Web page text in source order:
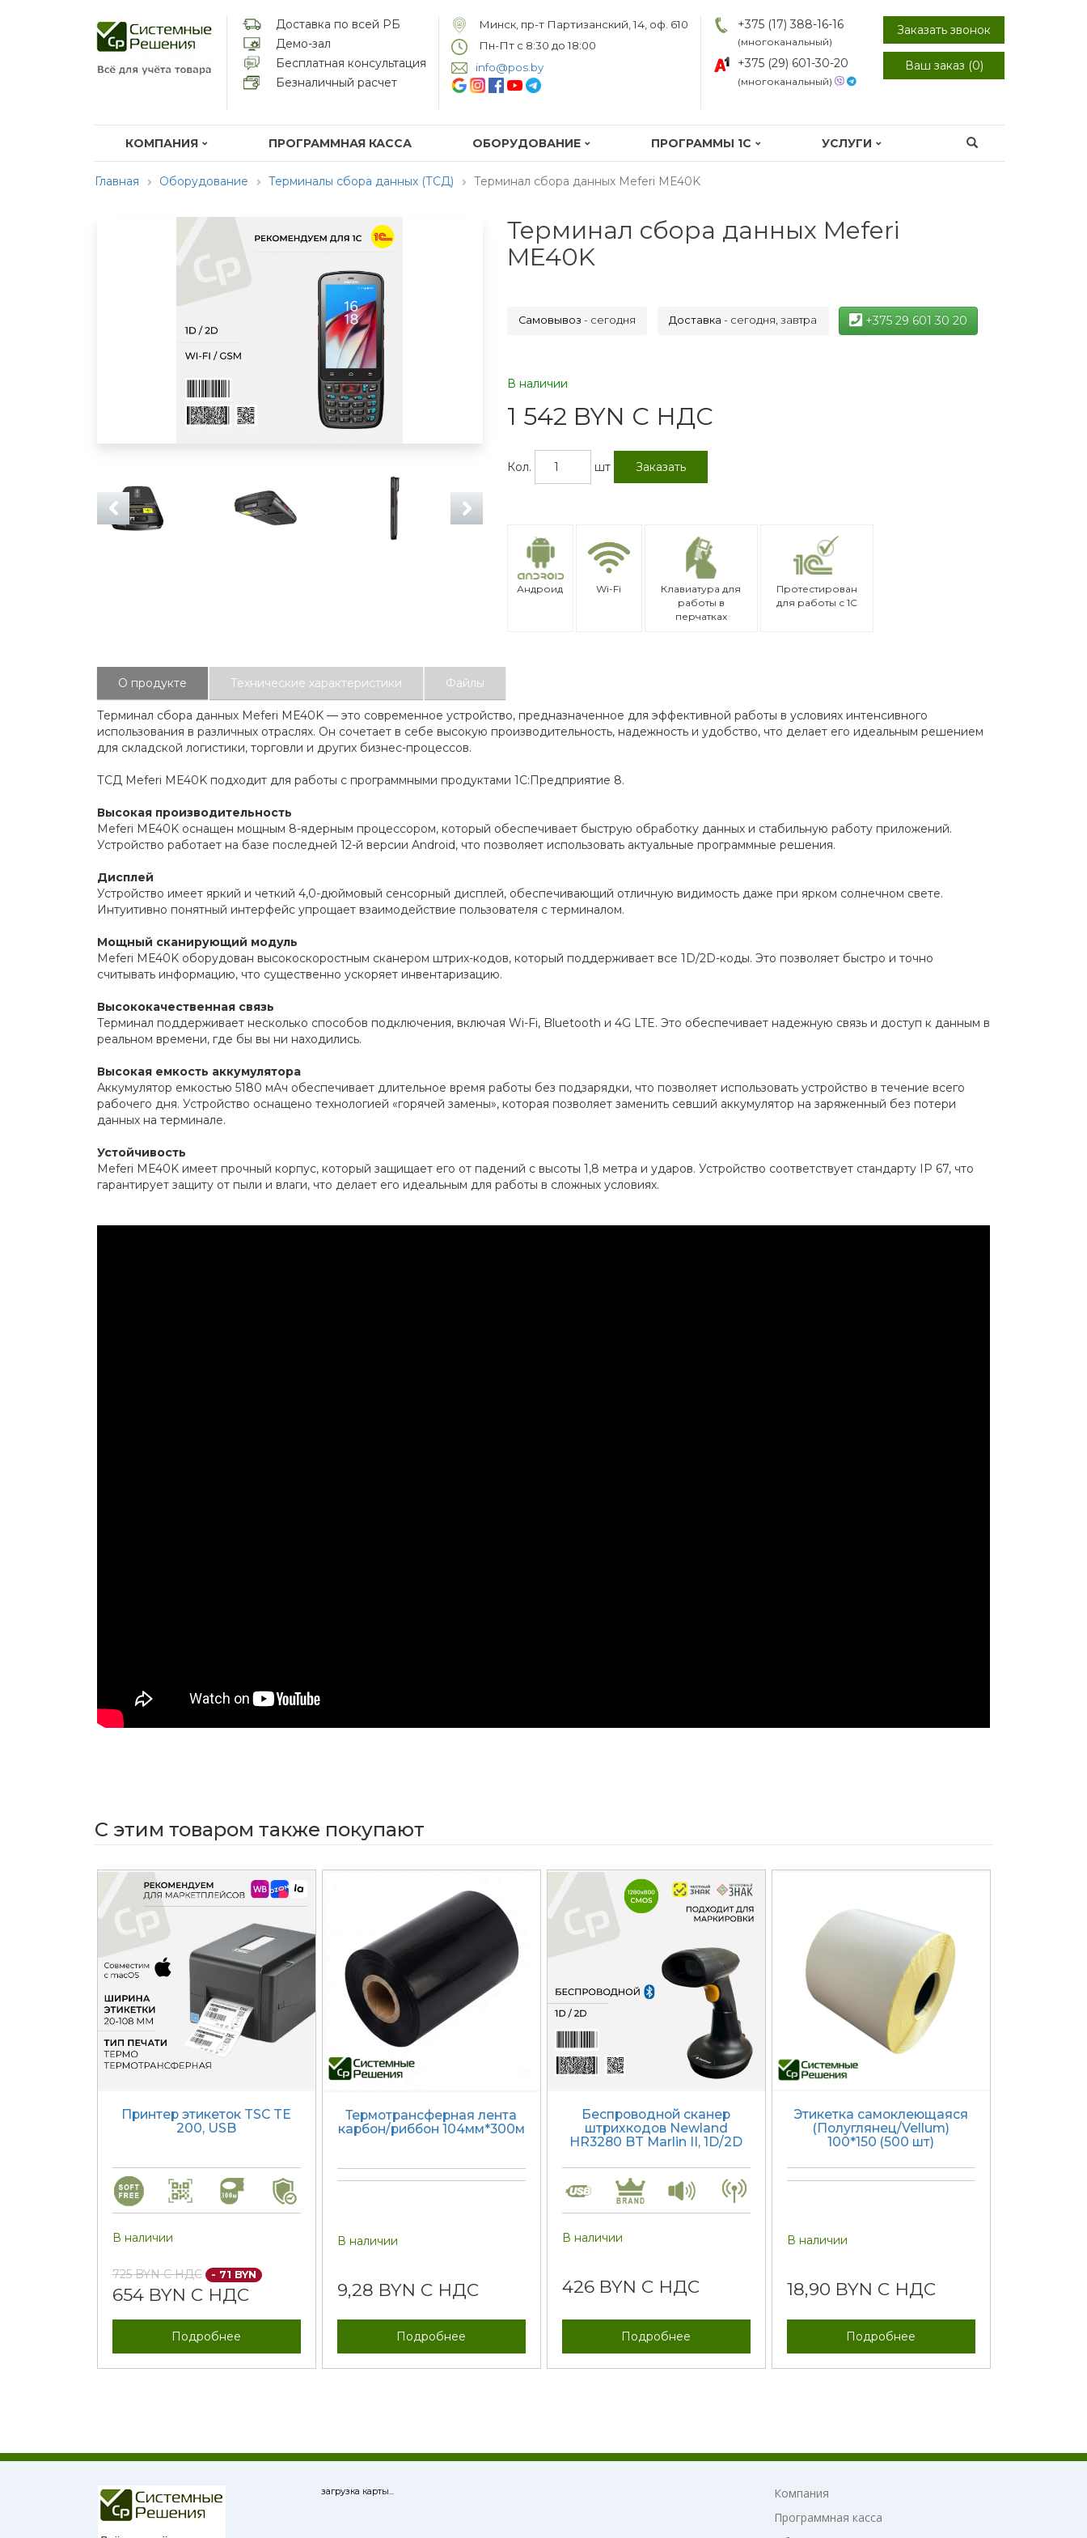
Доставка по всей РБ
Демо-зал
Бесплатная консультация
Безналичный расчет
Минск, пр-т Партизанский, 14, оф. 610
Пн-Пт c 8:30 до 18:00
info@pos.by
+375 (17) 388-16-16
(многоканальный)
+375 (29) 601-30-20
(многоканальный)
Заказать звонок
Ваш заказ (0)
КОМПАНИЯ ПРОГРАММНАЯ КАССА ОБОРУДОВАНИЕ ПРОГРАММЫ 1С УСЛУГИ
Главная Оборудование Терминалы сбора данных (ТСД) Терминал сбора данных Meferi ME40K
Терминал сбора данных Meferi
ME40K
Самовывоз - сегодня Доставка - сегодня, завтра +375 29 601 30 20
В наличии
1 542 BYN С НДС
Кол. шт Заказать
Андроид Wi-Fi
Клавиатура для
работы в
перчатках
Протестирован
для работы с 1С
О продукте Технические характеристики Файлы
Терминал сбора данных Meferi ME40K — это современное устройство, предназначенное для эффективной работы в условиях интенсивного
использования в различных отраслях. Он сочетает в себе высокую производительность, надежность и удобство, что делает его идеальным решением
для складской логистики, торговли и других бизнес-процессов.
ТСД Meferi ME40K подходит для работы с программными продуктами 1С:Предприятие 8.
Высокая производительность
Meferi ME40K оснащен мощным 8-ядерным процессором, который обеспечивает быструю обработку данных и стабильную работу приложений.
Устройство работает на базе последней 12-й версии Android, что позволяет использовать актуальные программные решения.
Дисплей
Устройство имеет яркий и четкий 4,0-дюймовый сенсорный дисплей, обеспечивающий отличную видимость даже при ярком солнечном свете.
Интуитивно понятный интерфейс упрощает взаимодействие пользователя с терминалом.
Мощный сканирующий модуль
Meferi ME40K оборудован высокоскоростным сканером штрих-кодов, который поддерживает все 1D/2D-коды. Это позволяет быстро и точно
считывать информацию, что существенно ускоряет инвентаризацию.
Высококачественная связь
Терминал поддерживает несколько способов подключения, включая Wi-Fi, Bluetooth и 4G LTE. Это обеспечивает надежную связь и доступ к данным в
реальном времени, где бы вы ни находились.
Высокая емкость аккумулятора
Аккумулятор емкостью 5180 мАч обеспечивает длительное время работы без подзарядки, что позволяет использовать устройство в течение всего
рабочего дня. Устройство оснащено технологией «горячей замены», которая позволяет заменить севший аккумулятор на заряженный без потери
данных на терминале.
Устойчивость
Meferi ME40K имеет прочный корпус, который защищает его от падений с высоты 1,8 метра и ударов. Устройство соответствует стандарту IP 67, что
гарантирует защиту от пыли и влаги, что делает его идеальным для работы в сложных условиях.
С этим товаром также покупают
Принтер этикеток TSC TE
200, USB
В наличии
725 BYN С НДС - 71 BYN
654 BYN С НДС
Подробнее
Термотрансферная лента
карбон/риббон 104мм*300м
В наличии
9,28 BYN С НДС
Подробнее
Беспроводной сканер
штрихкодов Newland
HR3280 BT Marlin II, 1D/2D
В наличии
426 BYN С НДС
Подробнее
Этикетка самоклеющаяся
(Полуглянец/Vellum)
100*150 (500 шт)
В наличии
18,90 BYN С НДС
Подробнее
загрузка карты...
Компания
Программная касса